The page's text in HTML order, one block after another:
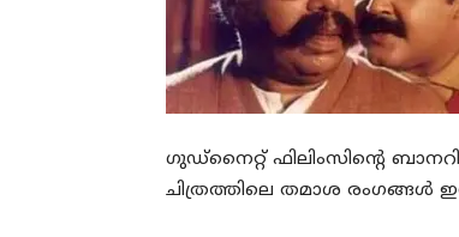
ഗുഡ്‌നൈറ്റ് ഫിലിംസിന്റെ
ചിത്രത്തിലെ തമാശ രംഗങ്ങൾ